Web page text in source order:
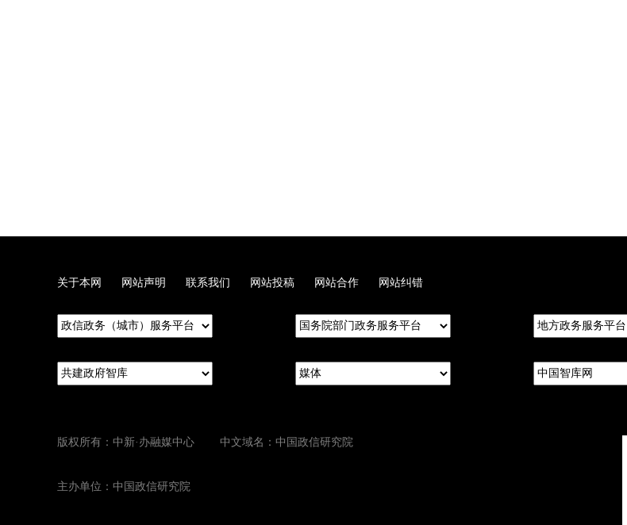
关于本网 网站声明 联系我们 网站投稿 网站合作 网站纠错
版权所有：中新·办融媒中心 中文域名：中国政信研究院
主办单位：中国政信研究院